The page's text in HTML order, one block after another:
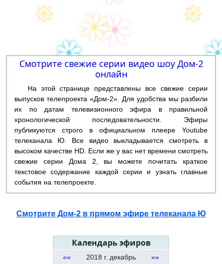
Смотрите свежие серии видео шоу Дом-2
онлайн
На этой странице представлены все свежие серии
выпусков телепроекта «Дом-2». Для удобства мы разбили
их по датам телевизионного эфира в правильной
хронологической последовательности. Эфиры
публикуются строго в официальном плеере Youtube
телеканала Ю. Все видео выкладывается смотреть в
высоком качестве HD. Если же у вас нет времени смотреть
свежие серии Дома 2, вы можете почитать краткое
текстовое содержание каждой серии и узнать главные
события на телепроекте.
Смотрите Дом-2 в прямом эфире телеканала Ю
Календарь эфиров
«« 2018 г. декабрь
»»